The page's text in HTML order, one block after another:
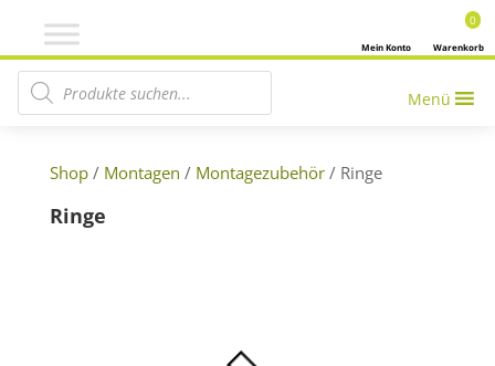
Warenkorb
0
Mein Konto
Products search
Menü
Shop/ Montagen / Montagezubehör/ Ringe
Ringe